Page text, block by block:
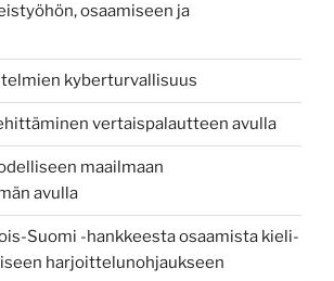
osaamiseen ja
kyberturvallisuus
vertaispalautteen avulla
maailmaan
avulla
Suomi -hankkeesta osaamista kieli-
harjoittelunohjaukseen